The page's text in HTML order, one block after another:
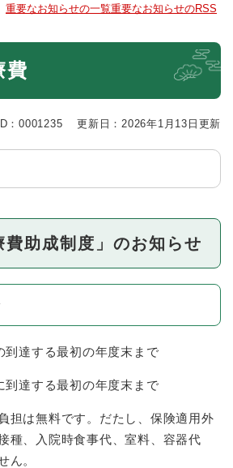
重要なお知らせの一覧重要なお知らせのRSS
費
：0001235 更新日：2026年1月13日更新
費助成制度」のお知らせ
達する最初の年度末まで
達する最初の年度末まで
担は無料です。だたし、保険適用外
種、入院時食事代、室料、容器代
ん。